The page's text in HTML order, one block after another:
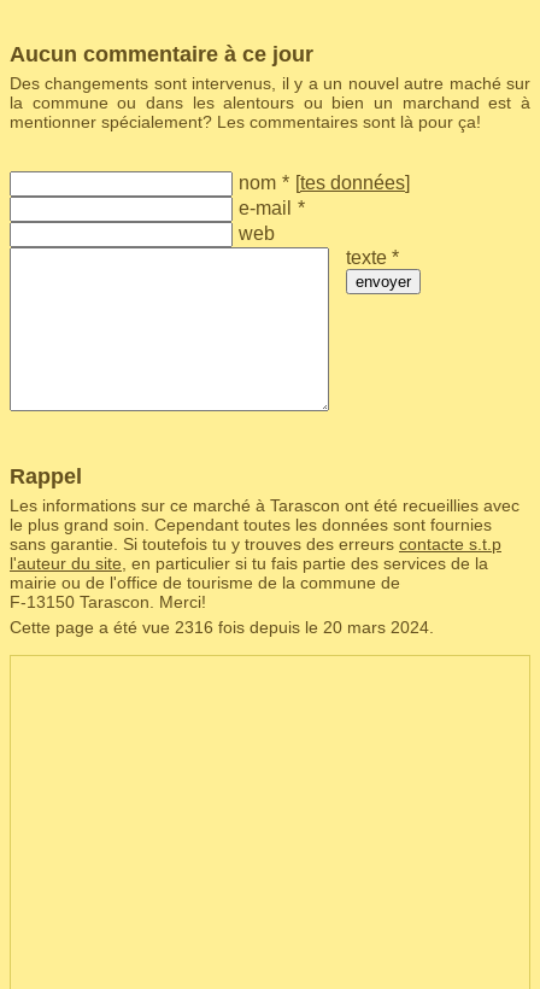
Aucun commentaire à ce jour
Des changements sont intervenus, il y a un nouvel autre maché sur
la commune ou dans les alentours ou bien un marchand est à
mentionner spécialement? Les commentaires sont là pour ça!
nom * [tes données]
e-mail *
web
texte *
envoyer
Rappel
Les informations sur ce marché à Tarascon ont été recueillies avec
le plus grand soin. Cependant toutes les données sont fournies
sans garantie. Si toutefois tu y trouves des erreurs contacte s.t.p
l'auteur du site , en particulier si tu fais partie des services de la
mairie ou de l'office de tourisme de la commune de
F‑13150 Tarascon. Merci!
Cette page a été vue 2316 fois depuis le 20 mars 2024.